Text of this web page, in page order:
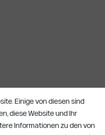
Einige von diesen sind
diese Website und Ihr
Informationen zu den von